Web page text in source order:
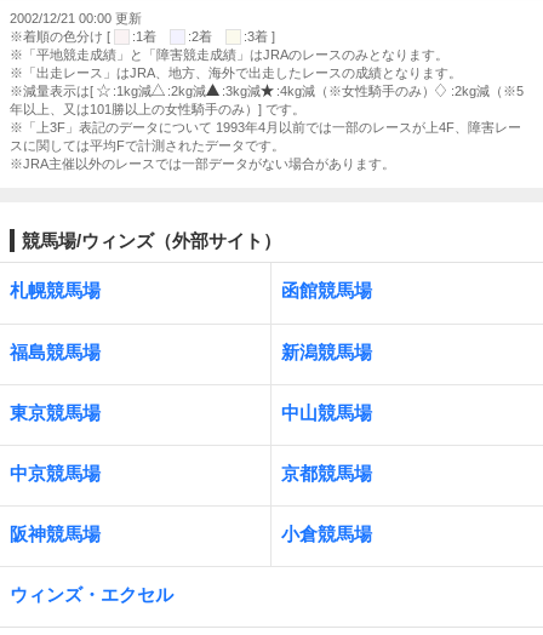
2002/12/21 00:00 更新
※着順の色分け [
:1着 :2着
:3着 ]
※「平地競走成績」と「障害競走成績」はJRAのレースのみとなります。
※「出走レース」はJRA、地方、海外で出走したレースの成績となります。
※減量表示は[
:1kg減 :2kg減 :3kg減 :4kg減（※女性騎手のみ）
:2kg減（※5
年以上、又は101勝以上の女性騎手のみ）] です。
※「上3F」表記のデータについて 1993年4月以前では一部のレースが上4F、障害レー
スに関しては平均Fで計測されたデータです。
※JRA主催以外のレースでは一部データがない場合があります。
競馬場/ウィンズ（外部サイト）
札幌競馬場 函館競馬場
福島競馬場 新潟競馬場
東京競馬場 中山競馬場
中京競馬場 京都競馬場
阪神競馬場 小倉競馬場
ウィンズ・エクセル